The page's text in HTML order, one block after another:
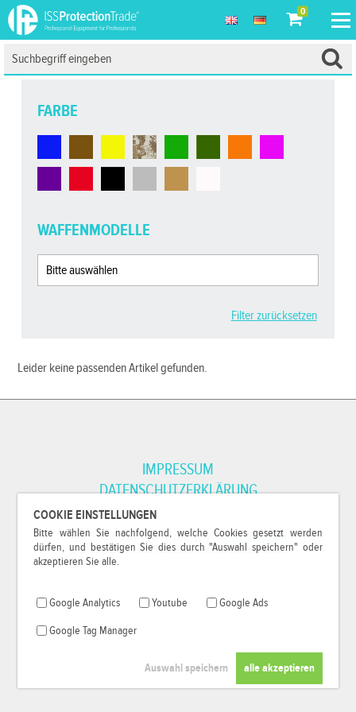
COOKIE EINSTELLUNGEN
Bitte wählen Sie nachfolgend, welche Cookies gesetzt werden
dürfen, und bestätigen Sie dies durch "Auswahl speichern" oder
akzeptieren Sie alle.
Google Analytics Youtube Google Ads
Google Tag Manager
0
FARBE
WAFFENMODELLE
Filter zurücksetzen
Leider keine passenden Artikel gefunden.
IMPRESSUM
DATENSCHUTZERKLÄRUNG
*Alle Preise inkl. MwSt. und zzgl.Versandkosten
© 2000-2026 79Pixel, alle Rechte vorbehalten.